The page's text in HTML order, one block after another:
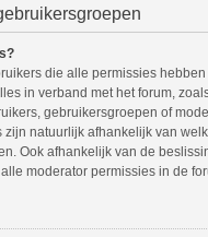
die alle permissies
in verband met het forum,
gebruikersgroepen of
zijn natuurlijk afhankelijk van
Ook afhankelijk van de
moderator permissies in de